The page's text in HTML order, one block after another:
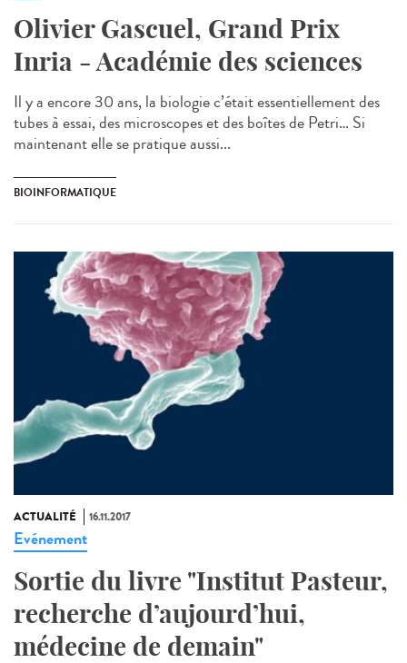
Olivier Gascuel, Grand Prix
Inria - Académie des sciences
Il y a encore 30 ans, la biologie c’était essentiellement des
tubes à essai, des microscopes et des boîtes de Petri… Si
maintenant elle se pratique aussi...
BIOINFORMATIQUE
ACTUALITÉ 16.11.2017
Evénement
Sortie du livre "Institut Pasteur,
recherche d’aujourd’hui,
médecine de demain"